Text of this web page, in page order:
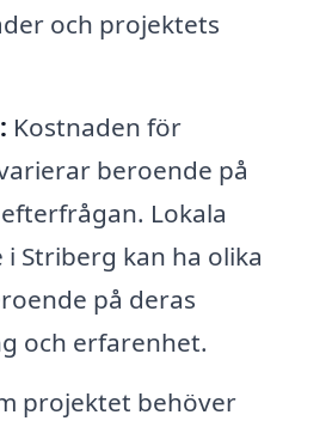
och projektets
Kostnaden för
beroende på
Lokala
Striberg kan ha olika
på deras
och erfarenhet.
projektet behöver